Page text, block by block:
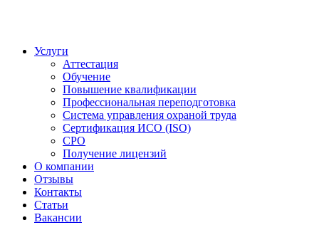
Услуги
Аттестация
Обучение
Повышение квалификации
Профессиональная переподготовка
Система управления охраной труда
Сертификация ИСО (ISO)
СРО
Получение лицензий
О компании
Отзывы
Контакты
Статьи
Вакансии